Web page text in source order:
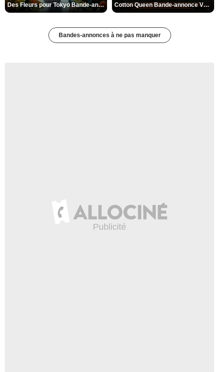
Des Fleurs pour Tokyo Bande-annonce VO STFR Cotton Queen Bande-annonce VO STFR
Bandes-annonces à ne pas manquer